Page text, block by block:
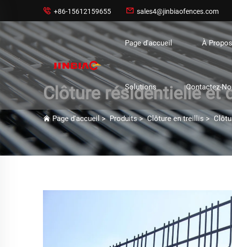
 +86-15612159655  sales4@jinbiaofences.com
Page d'accueil À
Solutions Contactez-
Clôture résidentielle et
Page d'accueil>Produits>Clôture en treillis >